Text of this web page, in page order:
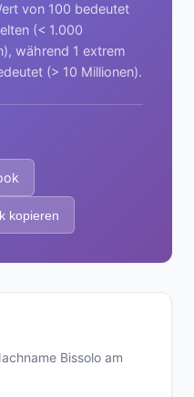
von 100 bedeutet
(< 1.000
während 1 extrem
(> 10 Millionen).
kopieren
Bissolo am